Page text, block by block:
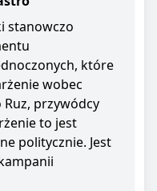
stanowczo
które
wobec
Ruz, przywódcy
to jest
politycznie. Jest